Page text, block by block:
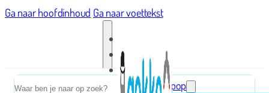
Ga naar hoofdinhoud Ga naar voettekst
Home
Sarah pop
Zoeken